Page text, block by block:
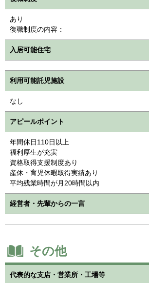
あり
復職制度の内容：
入居可能住宅
利用可能託児施設
なし
アピールポイント
年間休日110日以上
福利厚生が充実
資格取得支援制度あり
産休・育児休暇取得実績あり
平均残業時間が月20時間以内
経営者・先輩からの一言
その他
代表的な支店・営業所・工場等